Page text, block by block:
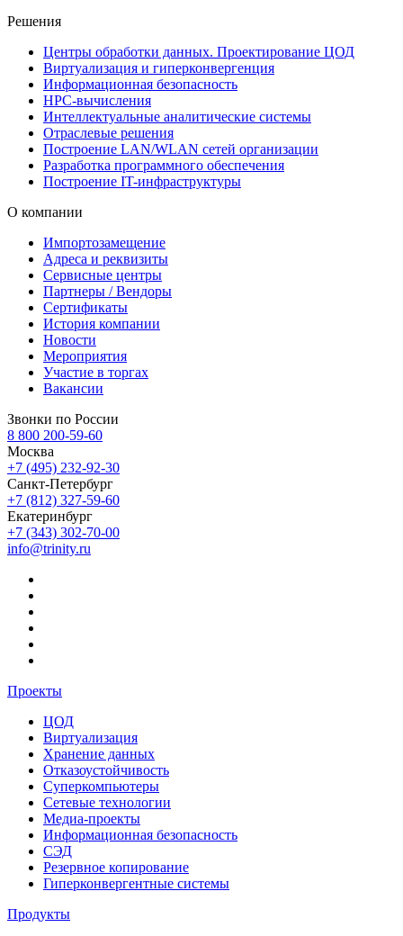
Решения
Центры обработки данных. Проектирование ЦОД
Виртуализация и гиперконвергенция
Информационная безопасность
HPC-вычисления
Интеллектуальные аналитические системы
Отраслевые решения
Построение LAN/WLAN сетей организации
Разработка программного обеспечения
Построение IT-инфраструктуры
О компании
Импортозамещение
Адреса и реквизиты
Сервисные центры
Партнеры / Вендоры
Сертификаты
История компании
Новости
Мероприятия
Участие в торгах
Вакансии
Звонки по России
8 800 200-59-60
Москва
+7 (495) 232-92-30
Санкт-Петербург
+7 (812) 327-59-60
Екатеринбург
+7 (343) 302-70-00
info@trinity.ru
Проекты
ЦОД
Виртуализация
Хранение данных
Отказоустойчивость
Суперкомпьютеры
Сетевые технологии
Медиа-проекты
Информационная безопасность
СЭД
Резервное копирование
Гиперконвергентные системы
Продукты